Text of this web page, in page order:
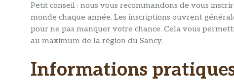
Petit conseil : nous vous recommandons de vous
monde chaque année. Les inscriptions ouvrent
pour ne pas manquer votre chance. Cela vous
au maximum de la région du Sancy.
Informations